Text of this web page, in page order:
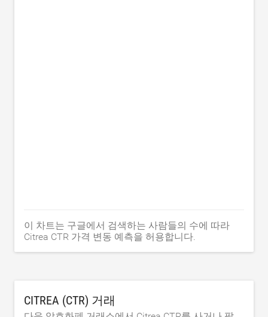
이 차트는 구글에서 검색하는 사람들의 수에 따라
Citrea CTR 가격 변동 예측을 허용합니다.
CITREA (CTR) 거래